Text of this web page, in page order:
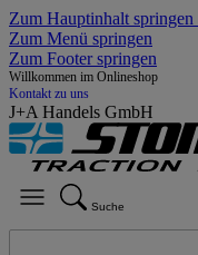
Zum Hauptinhalt springen
Zum Menü springen
Zum Footer springen
Willkommen im Onlineshop
Kontakt zu uns
J+A Handels GmbH
Suche